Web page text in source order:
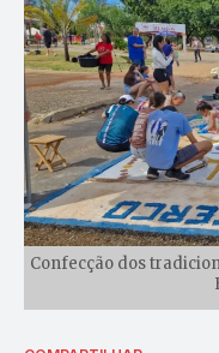
Confecção dos